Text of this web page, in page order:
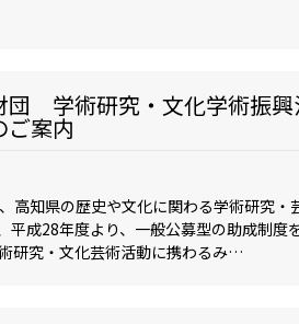
団 学術研究・文化学術振興
ご案内
知県の歴史や文化に関わる学術研究・
平成28年度より、一般公募型の助成制度
研究・文化芸術活動に携わるみ…